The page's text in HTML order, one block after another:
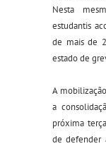
Nesta
estudantis
de mais de
estado de
A
a
próxima
de defender